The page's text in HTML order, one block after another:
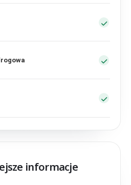
informacje